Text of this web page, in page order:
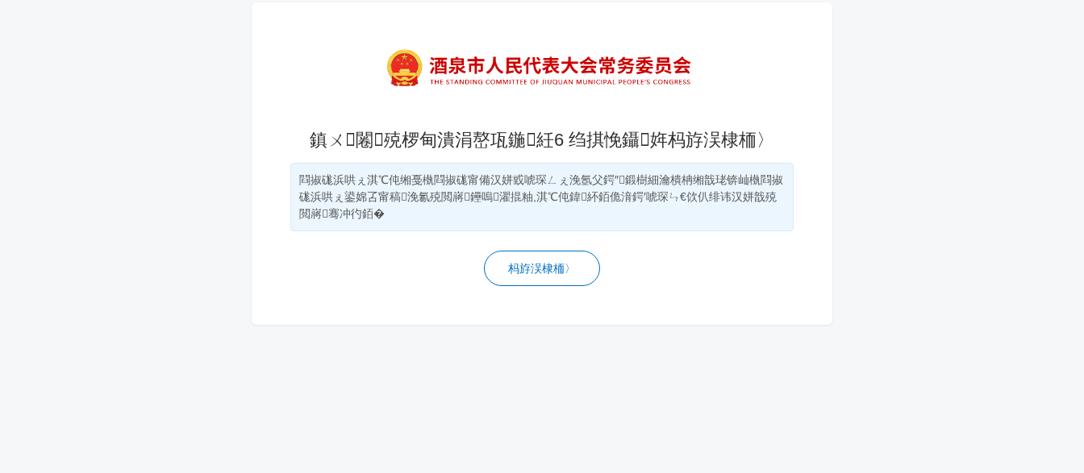
鎮ㄨ闂殑椤甸潰涓嶅瓨鍦紝6 绉掑悗鑷姩杩斿洖棣栭〉
閰掓硥浜哄ぇ淇℃伅缃戞槸閰掓硥甯備汉姘戜唬琛ㄥぇ浼氬父鍔″鍛樹細瀹樻柟缃戠珯锛屾槸閰掓
硥浜哄ぇ鍙婂叾甯稿浼氱殑閲嶈鑸嗚濯掍粙,淇℃伅鍏紑銆佹湇鍔′唬琛ㄣ€佽仈绯讳汉姘戠殑
閲嶈骞冲彴銆�
杩斿洖棣栭〉